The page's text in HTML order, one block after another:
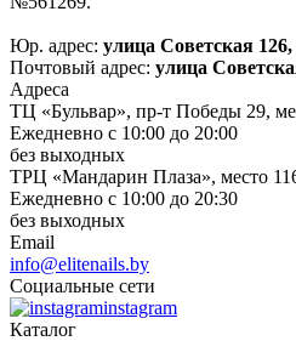
Юр. адрес: улица Советская 126,
Почтовый адрес: улица
Адреса
ТЦ «Бульвар», пр-т Победы 29,
Ежедневно с 10:00 до 20:00
без выходных
ТРЦ «Мандарин Плаза», место
Ежедневно с 10:00 до 20:30
без выходных
Email
info@elitenails.by
Социальные сети
instagram
Каталог